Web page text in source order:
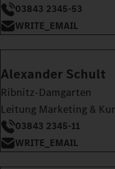
03843 2345-53
WRITE_EMAIL
Alexander Schult
Ribnitz-Damgarten
Leitung Marketing &
03843 2345-11
WRITE_EMAIL